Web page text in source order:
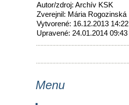
Autor/zdroj: Archív KSK
Zverejnil: Mária Rogozinská
Vytvorené: 16.12.2013 14:22
Upravené: 24.01.2014 09:43
Menu